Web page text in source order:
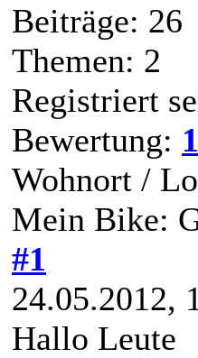
Beiträge: 26
Themen: 2
Registriert
Bewertung: 1
Wohnort /
Mein Bike:
#1
24.05.2012,
Hallo Leute